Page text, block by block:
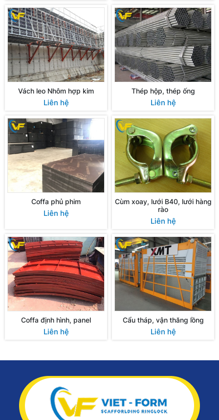
Vách leo Nhôm hợp kim
Liên hệ
Thép hộp, thép ống
Liên hệ
Coffa phủ phim
Liên hệ
Cùm xoay, lưới B40, lưới hàng
rào
Liên hệ
Coffa định hình, panel
Liên hệ
Cẩu tháp, vận thăng lồng
Liên hệ